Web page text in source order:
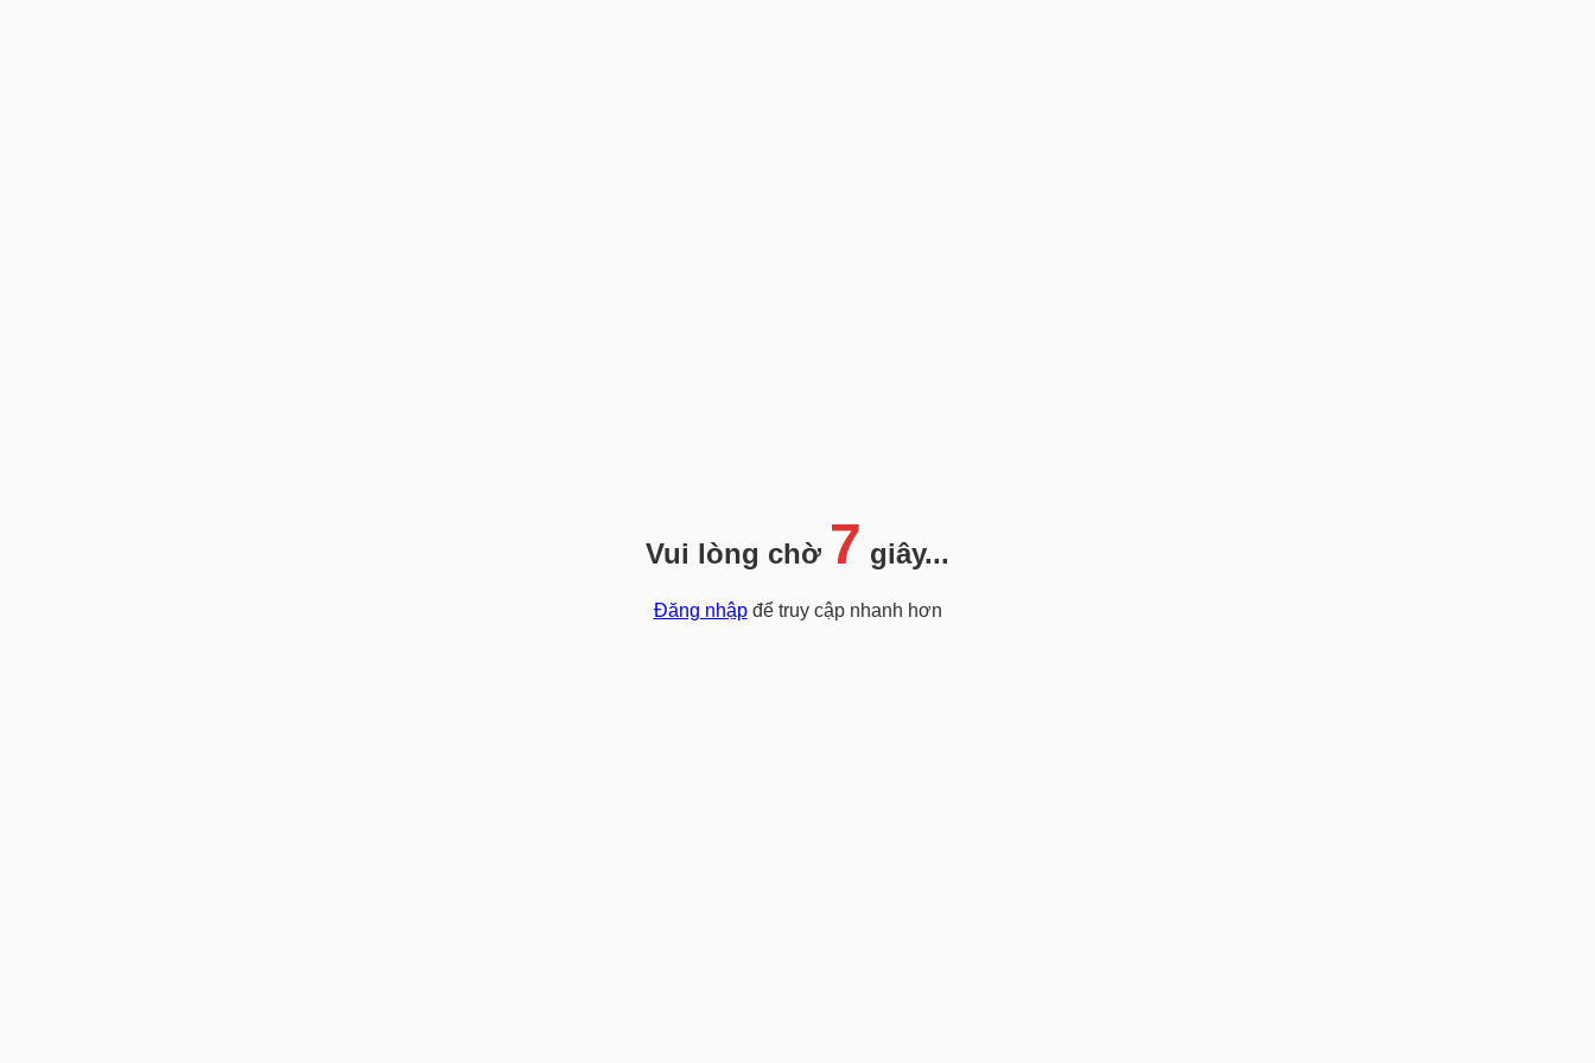
Vui lòng chờ 7 giây...
Đăng nhậpđể truy cập nhanh hơn